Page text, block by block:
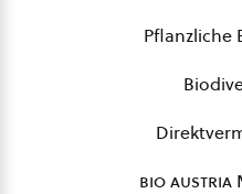
Pflanzliche
bio austria